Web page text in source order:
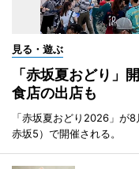
見る・遊ぶ
「赤坂夏おどり
食店の出店も
「赤坂夏おどり2026」が
赤坂5）で開催される。